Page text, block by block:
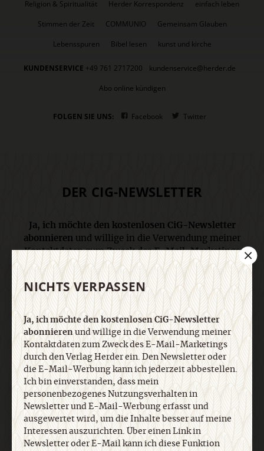
Religion & Spiritualität
Herder Korrespondenz
einfach leben
Stimmen der Zeit
COMMUNIO
Gemeinsam Glauben
Lebensspuren
Bibel lesen kunst und kirche
KUNDENSERVICE +49 761 2717200
kundenservice@herder.de
Abo online kündigen
FOLGEN SIE UNS: Facebook Twitter
DER CIG-NEWSLETTER
Ja, ich möchte den kostenlosen CiG-Newsletter
abonnierenund willige in die Verwendung meiner
Kontaktdaten zum Zweck des E-Mail-Marketings
durch den Verlag Herder ein. Den Newsletter oder
die E-Mail-Werbung kann ich jederzeit abbestellen.
Ich bin einverstanden, dass mein
personenbezogenes Nutzungsverhalten in
Newsletter und E-Mail-Werbung erfasst und
ausgewertet wird, um die Inhalte besser auf meine
Interessen auszurichten. Über einen Link in
Newsletter oder E-Mail kann ich diese Funktion
jederzeit ausschalten. Weiterführende
Informationen finden Sie in unseren
Datenschutzhinweisen.
E-Mail
NICHTS VERPASSEN
Ja, ich möchte den kostenlosen CiG-Newsletter
abonnierenund willige in die Verwendung meiner
Kontaktdaten zum Zweck des E-Mail-Marketings
durch den Verlag Herder ein. Den Newsletter oder
die E-Mail-Werbung kann ich jederzeit abbestellen.
Ich bin einverstanden, dass mein
personenbezogenes Nutzungsverhalten in
Newsletter und E-Mail-Werbung erfasst und
ausgewertet wird, um die Inhalte besser auf meine
Interessen auszurichten. Über einen Link in
Newsletter oder E-Mail kann ich diese Funktion